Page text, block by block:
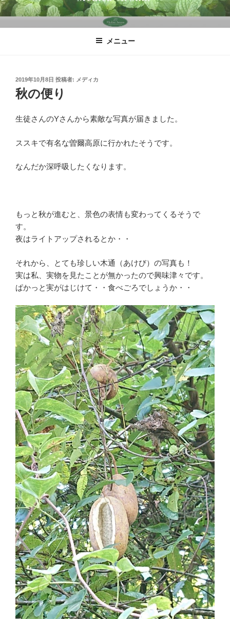
コ
ン
テ
メニュー
投
稿
日:
2019年10月8日 投稿者: メディカ
秋の便り
生徒さんのYさんから素敵な写真が届きました。
ススキで有名な曽爾高原に行かれたそうです。
なんだか深呼吸したくなります。
もっと秋が進むと、景色の表情も変わってくるそうで
す。
夜はライトアップされるとか・・
それから、とても珍しい木通（あけび）の写真も！
実は私、実物を見たことが無かったので興味津々です。
ぱかっと実がはじけて・・食べごろでしょうか・・